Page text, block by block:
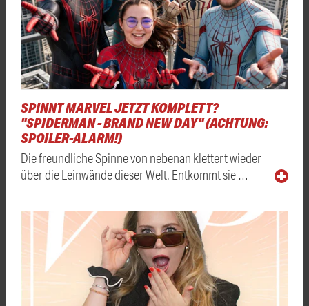
SPINNT MARVEL JETZT KOMPLETT?
"SPIDERMAN - BRAND NEW DAY" (ACHTUNG:
SPOILER-ALARM!)
Die freundliche Spinne von nebenan klettert wieder
über die Leinwände dieser Welt. Entkommt sie …